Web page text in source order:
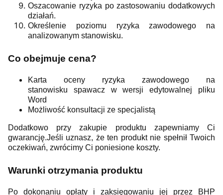
Oszacowanie ryzyka po zastosowaniu dodatkowych
działań.
Określenie poziomu ryzyka zawodowego na
analizowanym stanowisku.
Co obejmuje cena?
Karta oceny ryzyka zawodowego na
stanowisku spawacz w wersji edytowalnej pliku
Word
Możliwość konsultacji ze specjalistą
Dodatkowo przy zakupie produktu zapewniamy Ci
gwarancję.Jeśli uznasz, że ten produkt nie spełnił Twoich
oczekiwań, zwrócimy Ci poniesione koszty.
Warunki otrzymania produktu
Po dokonaniu opłaty i zaksięgowaniu jej przez BHP